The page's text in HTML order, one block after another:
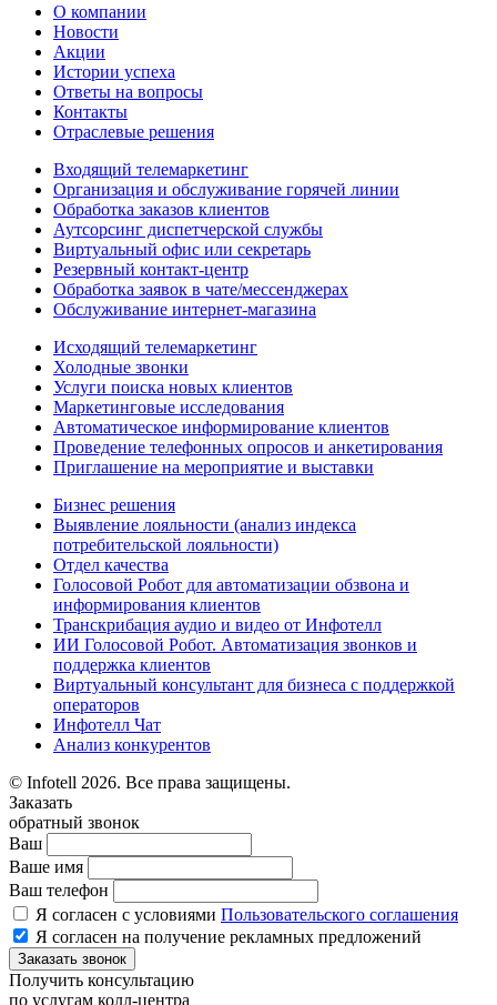
О компании
Новости
Акции
Истории успеха
Ответы на вопросы
Контакты
Отраслевые решения
Входящий телемаркетинг
Организация и обслуживание горячей линии
Обработка заказов клиентов
Аутсорсинг диспетчерской службы
Виртуальный офис или секретарь
Резервный контакт-центр
Обработка заявок в чате/мессенджерах
Обслуживание интернет-магазина
Исходящий телемаркетинг
Холодные звонки
Услуги поиска новых клиентов
Маркетинговые исследования
Автоматическое информирование клиентов
Проведение телефонных опросов и анкетирования
Приглашение на мероприятие и выставки
Бизнес решения
Выявление лояльности (анализ индекса
потребительской лояльности)
Отдел качества
Голосовой Робот для автоматизации обзвона и
информирования клиентов
Транскрибация аудио и видео от Инфотелл
ИИ Голосовой Робот. Автоматизация звонков и
поддержка клиентов
Виртуальный консультант для бизнеса с поддержкой
операторов
Инфотелл Чат
Анализ конкурентов
© Infotell 2026. Все права защищены.
Заказать
обратный звонок
Ваш
Ваше имя
Ваш телефон
Я согласен с условиями Пользовательского соглашения
Я согласен на получение рекламных предложений
Заказать звонок
Получить консультацию
по услугам колл-центра